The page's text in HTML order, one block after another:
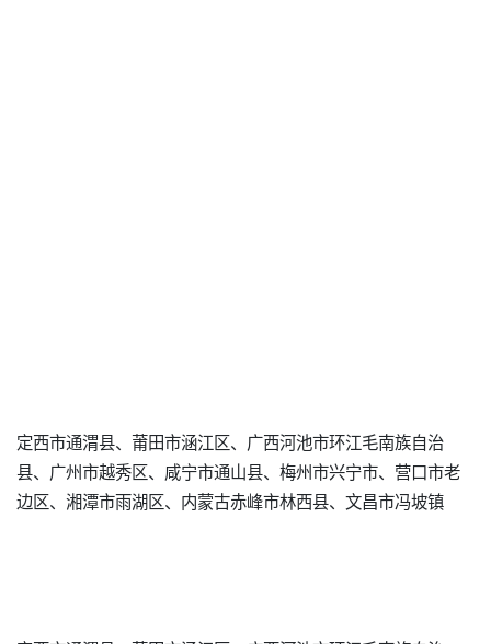
定西市通渭县、莆田市涵江区、广西河池市环江毛南族自治
县、广州市越秀区、咸宁市通山县、梅州市兴宁市、营口市老
边区、湘潭市雨湖区、内蒙古赤峰市林西县、文昌市冯坡镇